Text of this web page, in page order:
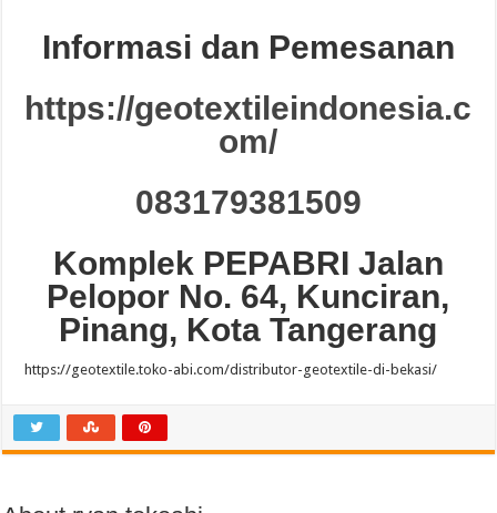
Informasi dan Pemesanan
https://geotextileindonesia.c
om/
083179381509
Komplek PEPABRI Jalan
Pelopor No. 64, Kunciran,
Pinang, Kota Tangerang
https://geotextile.toko-abi.com/distributor-geotextile-di-bekasi/